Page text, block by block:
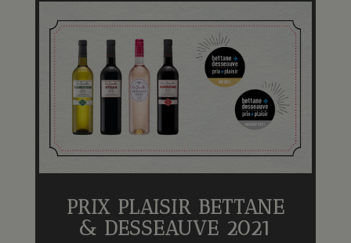
PRIX PLAISIR BETTANE
& DESSEAUVE 2021